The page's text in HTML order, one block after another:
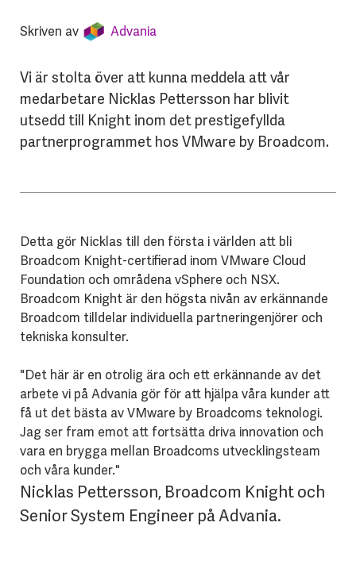
Skriven av Advania
Vi är stolta över att kunna meddela att vår
medarbetare Nicklas Pettersson har blivit
utsedd till Knight inom det prestigefyllda
partnerprogrammet hos VMware by Broadcom.
Detta gör Nicklas till den första i världen att bli
Broadcom Knight-certifierad inom VMware Cloud
Foundation och områdena vSphere och NSX.
Broadcom Knight är den högsta nivån av erkännande
Broadcom tilldelar individuella partneringenjörer och
tekniska konsulter.
"Det här är en otrolig ära och ett erkännande av det
arbete vi på Advania gör för att hjälpa våra kunder att
få ut det bästa av VMware by Broadcoms teknologi.
Jag ser fram emot att fortsätta driva innovation och
vara en brygga mellan Broadcoms utvecklingsteam
och våra kunder."
Nicklas Pettersson, Broadcom Knight och
Senior System Engineer på Advania.